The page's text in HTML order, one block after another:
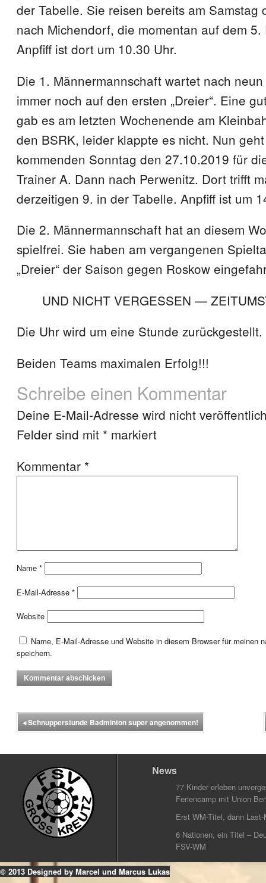
der Tabelle. Sie reisen bereits am Samstag
nach Michendorf, die momentan auf dem
Anpfiff ist dort um 10.30 Uhr.
Die 1. Männermannschaft wartet nach
immer noch auf den ersten „Dreier“. Eine
gab es am letzten Wochenende am
den BSRK, leider klappte es nicht. Nun
kommenden Sonntag den 27.10.2019 für
Trainer A. Dann nach Perwenitz. Dort trifft
derzeitigen 9. in der Tabelle. Anpfiff ist um
Die 2. Männermannschaft hat an diesem
spielfrei. Sie haben am vergangenen
„Dreier“ der Saison gegen Roskow
UND NICHT VERGESSEN —
Die Uhr wird um eine Stunde zurückgestellt.
Beiden Teams maximalen Erfolg!!!
Schreibe einen Kommentar
Deine E-Mail-Adresse wird nicht
Felder sind mit * markiert
Kommentar *
Name *
E-Mail-Adresse *
Website
Name, E-Mail-Adresse und Website in diesem Browser für meinen
speichern.
◂Schnupperstunde Badminton super angenommen!
News
77 Kinder erleben
Feriencamp mit Union
Erst WM-Titel, dann
6 Nationen, ein Titel –
FSV-WM
© 2013 Designed by Marcel und Marcus Lukas